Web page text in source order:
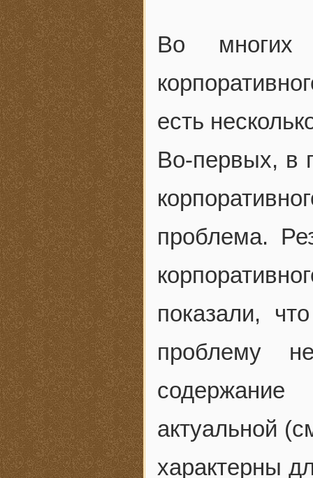
Во многих
есть
Во-первых, в
проблема.
показали,
проблему
содержание
актуальной
характерны